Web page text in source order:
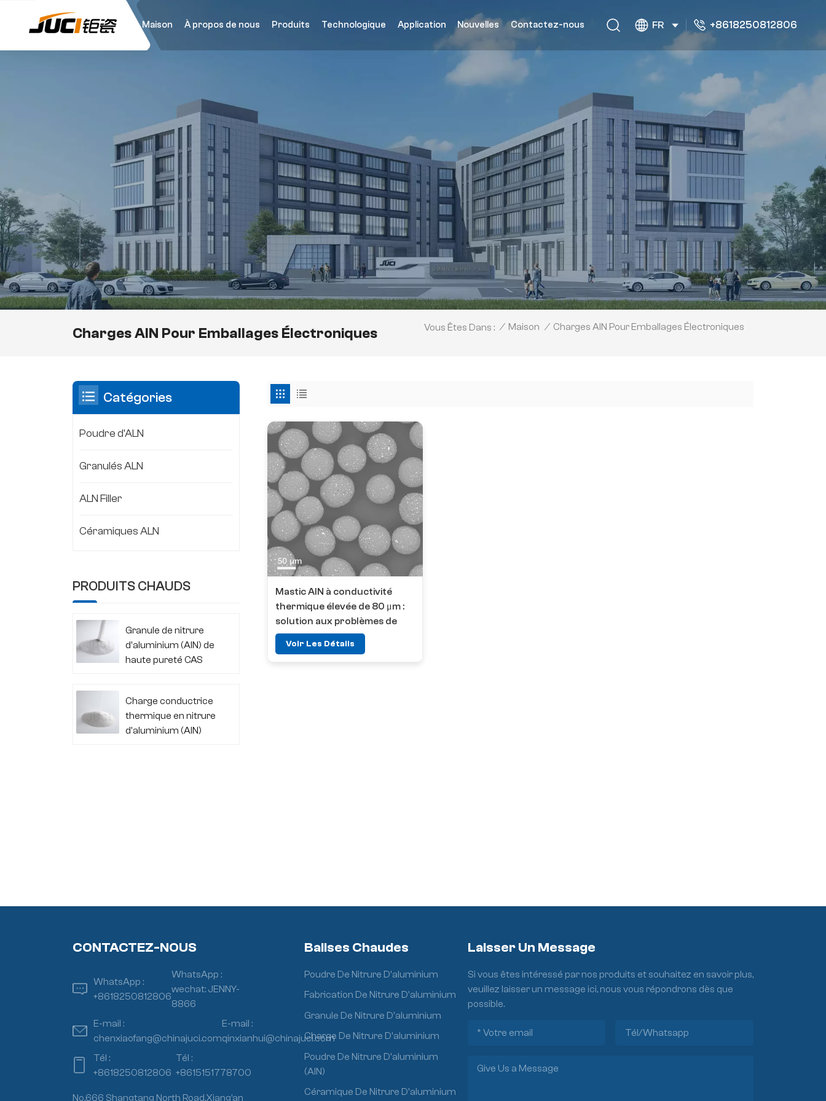
Maison À propos de nous Produits Technologique Application Nouvelles Contactez-nous FR +8618250812806
Charges AlN Pour Emballages Électroniques Vous Êtes Dans : / Maison / Charges AlN Pour Emballages Électroniques
Mastic AlN à conductivité
thermique élevée de 80 μm :
solution aux problèmes de
surchauffe dans
l'électronique
Voir Les Détails
Catégories
Poudre d'ALN
Granulés ALN
ALN Filler
Céramiques ALN
PRODUITS CHAUDS
Granule de nitrure
d'aluminium (AlN) de
haute pureté CAS
Charge conductrice
thermique en nitrure
d'aluminium (AlN)
CONTACTEZ-NOUS
WhatsApp :
+8618250812806
WhatsApp :
wechat: JENNY-
8866
E-mail :
chenxiaofang@chinajuci.com
E-mail :
qinxianhui@chinajuci.com
Tél :
+8618250812806
Tél :
+8615151778700
No.666 Shangtang North Road,Xiang’an
Balises Chaudes
Poudre De Nitrure D'aluminium
Fabrication De Nitrure D'aluminium
Granule De Nitrure D'aluminium
Charge De Nitrure D'aluminium
Poudre De Nitrure D'aluminium
(AlN)
Céramique De Nitrure D'aluminium
Laisser Un Message
Si vous êtes intéressé par nos produits et souhaitez en savoir plus,
veuillez laisser un message ici, nous vous répondrons dès que
possible.